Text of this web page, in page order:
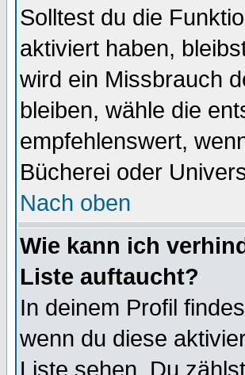
Solltest du die
aktiviert haben,
wird ein Missbrauch
bleiben, wähle die
empfehlenswert,
Bücherei oder
Nach oben
Wie kann ich
Liste auftaucht?
In deinem Profil
wenn du diese
Liste sehen. Du